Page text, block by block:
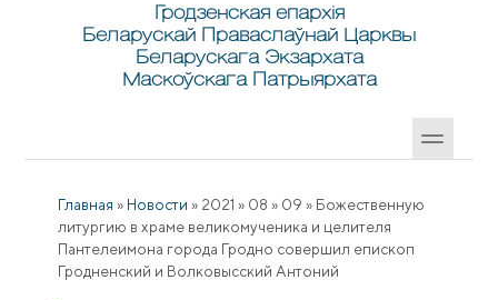
Гродзенская епархія
Беларускай Праваслаўнай Царквы
Беларускага Экзархата
Маскоўскага Патрыярхата
Главная » Новости » 2021 » 08 » 09 » Божественную
литургию в храме великомученика и целителя
Пантелеимона города Гродно совершил епископ
Гродненский и Волковысский Антоний